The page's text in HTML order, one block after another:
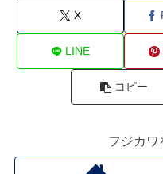
X
LINE
コピー
フジカワ